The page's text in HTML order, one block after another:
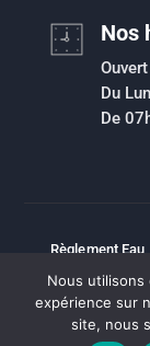
Nos
Du
De
Règlement Eau
risque
Nous utilisons
expérience sur
site, nous